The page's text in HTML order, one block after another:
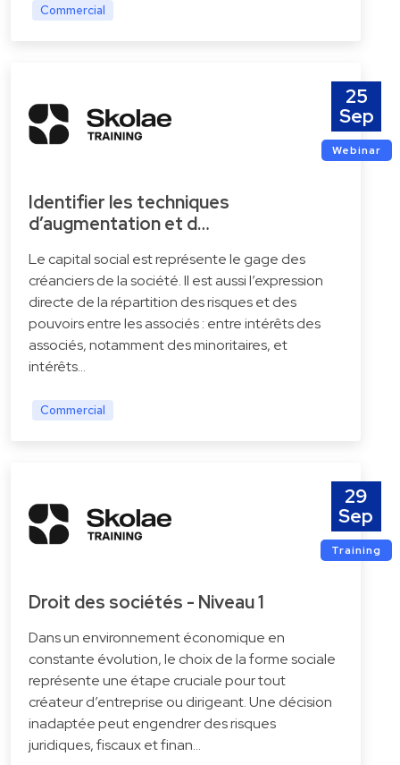
Commercial
25
Sep
Webinar
Identifier les techniques
d’augmentation et d…
Le capital social est représente le gage des
créanciers de la société. Il est aussi l’expression
directe de la répartition des risques et des
pouvoirs entre les associés : entre intérêts des
associés, notamment des minoritaires, et
intérêts…
Commercial
29
Sep
Training
Droit des sociétés - Niveau 1
Dans un environnement économique en
constante évolution, le choix de la forme sociale
représente une étape cruciale pour tout
créateur d’entreprise ou dirigeant. Une décision
inadaptée peut engendrer des risques
juridiques, fiscaux et finan…